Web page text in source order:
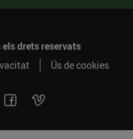
els drets reservats
Ús de cookies